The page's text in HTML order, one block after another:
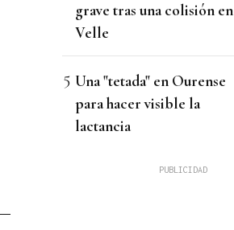
grave tras una colisión en
Velle
Una "tetada" en Ourense
para hacer visible la
lactancia